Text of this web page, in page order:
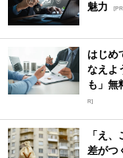
魅力
はじめ
なえよ
も」無
R]
「え
差がつ